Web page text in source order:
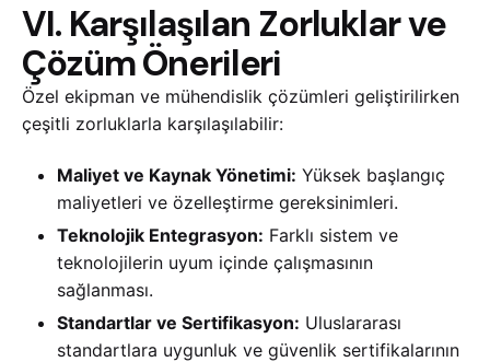
VI. Karşılaşılan Zorluklar ve
Çözüm Önerileri
Özel ekipman ve mühendislik çözümleri geliştirilirken
çeşitli zorluklarla karşılaşılabilir:
Maliyet ve Kaynak Yönetimi: Yüksek başlangıç
maliyetleri ve özelleştirme gereksinimleri.
Teknolojik Entegrasyon: Farklı sistem ve
teknolojilerin uyum içinde çalışmasının
sağlanması.
Standartlar ve Sertifikasyon: Uluslararası
standartlara uygunluk ve güvenlik sertifikalarının